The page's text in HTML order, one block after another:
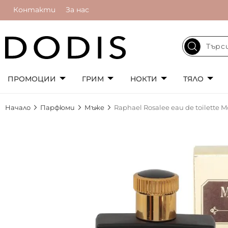
Контакти За нас
ПРОМОЦИИ ГРИМ НОКТИ ТЯЛО
Начало Парфюми Мъже Raphael Rosalee eau de toilette